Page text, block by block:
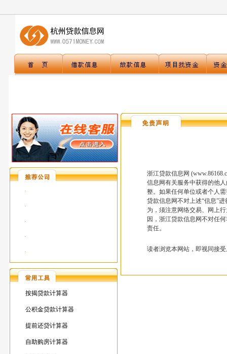
·
·
·
·
·
按揭贷款计算器
公积金贷款计算器
提前还贷计算器
自助购房计算器
浙江贷款信息网
信息网有关服务中获得的他
整。如果任何单位或者个人
贷款信息网不对上述“信息”
为，须注意网络交易、网上
因，浙江贷款信息网不对任
责任。
读者浏览本网站，即视同接